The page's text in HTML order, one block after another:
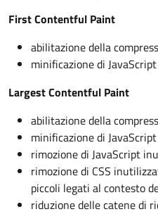
First Contentful Paint
abilitazione della
minificazione di JavaScript
Largest Contentful Paint
abilitazione della
minificazione di JavaScript
rimozione di JavaScript
rimozione di CSS
piccoli legati al contesto
riduzione delle catene di